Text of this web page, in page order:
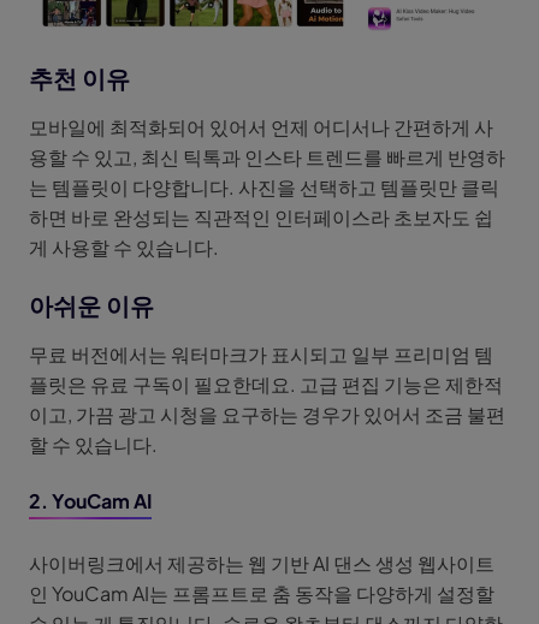
추천 이유
모바일에 최적화되어 있어서 언제 어디서나 간편하게 사
용할 수 있고, 최신 틱톡과 인스타 트렌드를 빠르게 반영하
는 템플릿이 다양합니다. 사진을 선택하고 템플릿만 클릭
하면 바로 완성되는 직관적인 인터페이스라 초보자도 쉽
게 사용할 수 있습니다.
아쉬운 이유
무료 버전에서는 워터마크가 표시되고 일부 프리미엄 템
플릿은 유료 구독이 필요한데요. 고급 편집 기능은 제한적
이고, 가끔 광고 시청을 요구하는 경우가 있어서 조금 불편
할 수 있습니다.
2. YouCam AI
사이버링크에서 제공하는 웹 기반 AI 댄스 생성 웹사이트
인 YouCam AI는 프롬프트로 춤 동작을 다양하게 설정할